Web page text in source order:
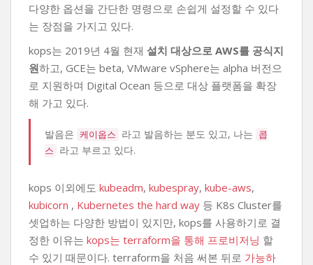
다양한 옵션을 간단한 명령으로 손쉽게 설정할 수 있다
는 장점을 가지고 있다.
kops는 2019년 4월 현재 설치 대상으로 AWS를 공식지
원하고, GCE는 beta, VMware vSphere는 alpha 버전으
로 지원하며 Digital Ocean 등으로 대상 플랫폼을 확장
해 가고 있다.
발음은 케이옵스 라고 발음하는 분도 있고, 나는
콥
스
라고 부르고 있다.
kops 이외에도 kubeadm, kubespray, kube-aws,
kubicorn , Kubernetes the hard way 등 K8s Cluster를
셋업하는 다양한 방법이 있지만, kops를 사용하기로 결
정한 이유는 kops는 terraform을 통해 프로비저닝 할
수 있기 때문이다. terraform을 처음 써본 뒤로 가능하